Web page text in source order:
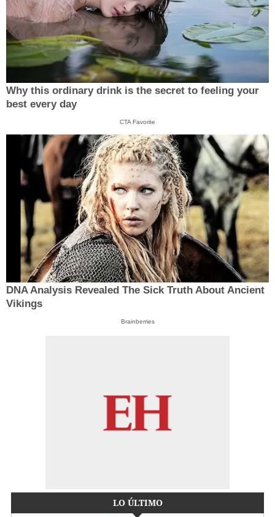
Why this ordinary drink is the secret to feeling your
best every day
CTA Favorite
DNA Analysis Revealed The Sick Truth About Ancient
Vikings
Brainberries
LO ÚLTIMO